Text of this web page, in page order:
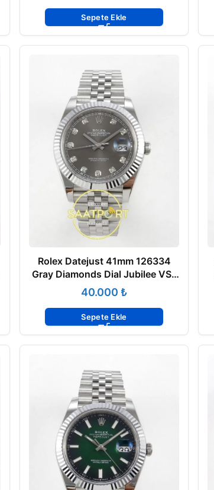
Sepete Ekle
Rolex Datejust 41mm 126334
Gray Diamonds Dial Jubilee VSF
V3 Eta Saat₺
Sepete Ekle